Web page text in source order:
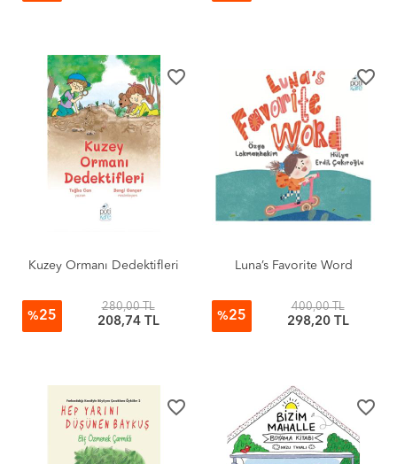
favorite_border
Kuzey Ormanı Dedektifleri
%25
280,00 TL
208,74 TL
favorite_border
Luna’s Favorite Word
%25
400,00 TL
298,20 TL
favorite_border favorite_border